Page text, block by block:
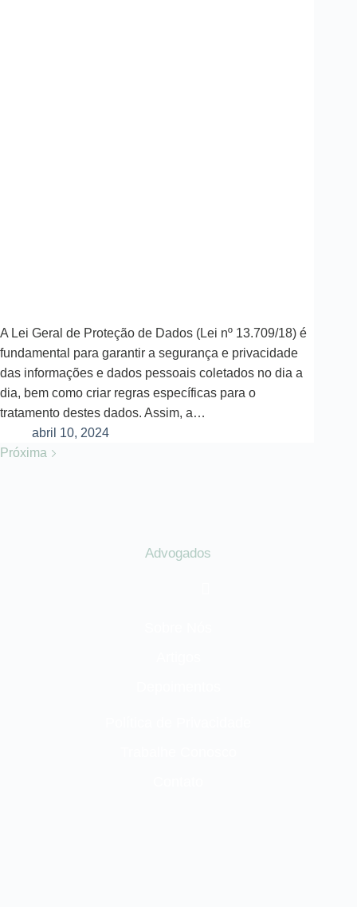
A Lei Geral de Proteção de Dados (Lei nº 13.709/18) é
fundamental para garantir a segurança e privacidade
das informações e dados pessoais coletados no dia a
dia, bem como criar regras específicas para o
tratamento destes dados. Assim, a…
abril 10, 2024
Próxima
Advogados